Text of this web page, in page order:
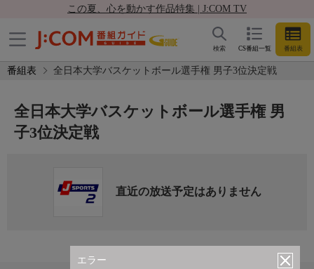
この夏、心を動かす作品特集 | J:COM TV
CS番組一覧 番組表
検索
番組表 全日本大学バスケットボール選手権 男子3位決定戦
エラー
全日本大学バスケットボール選手権 男
子3位決定戦
直近の放送予定はありません